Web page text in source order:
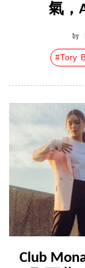
氣，
by
#Tory
Club